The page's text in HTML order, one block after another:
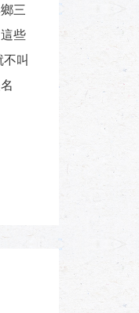
三
些
叫